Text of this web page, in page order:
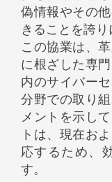
偽情報やその
きることを誇り
この協業は、
に根ざした専
内のサイバー
分野での取り
メントを示し
トは、現在お
応するため、
す。